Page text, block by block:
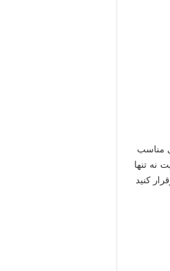
مناسب
نه تنها
کنید